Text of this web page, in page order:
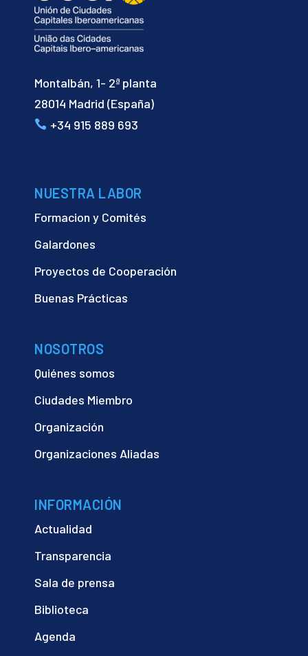
Montalbán, 1- 2ª planta
28014 Madrid (España)
+34 915 889 693
NUESTRA LABOR
Formacion y Comités
Galardones
Proyectos de Cooperación
Buenas Prácticas
NOSOTROS
Quiénes somos
Ciudades Miembro
Organización
Organizaciones Aliadas
INFORMACIÓN
Actualidad
Transparencia
Sala de prensa
Biblioteca
Agenda